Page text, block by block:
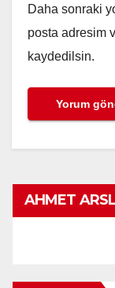
Daha sonraki
posta adresim
kaydedilsin.
AHMET